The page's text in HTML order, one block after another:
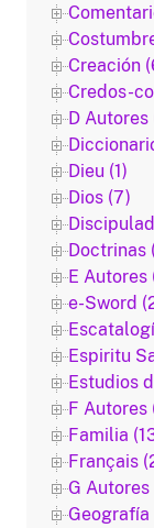
Creación
Credos-
D Autores
Dieu (1)
Dios (7)
Doctrinas
E Autores
e-Sword
Espiritu
Estudios
F Autores
Familia
Français
G Autores
Geografía